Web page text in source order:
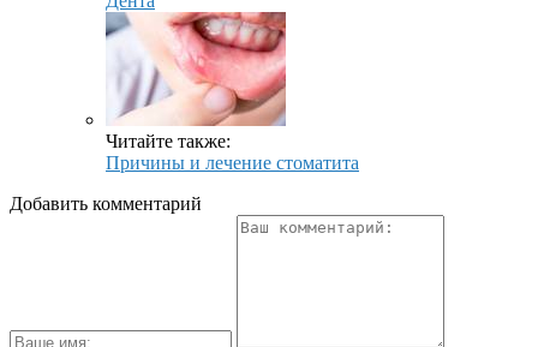
Читайте также:
Причины и лечение стоматита
Добавить комментарий